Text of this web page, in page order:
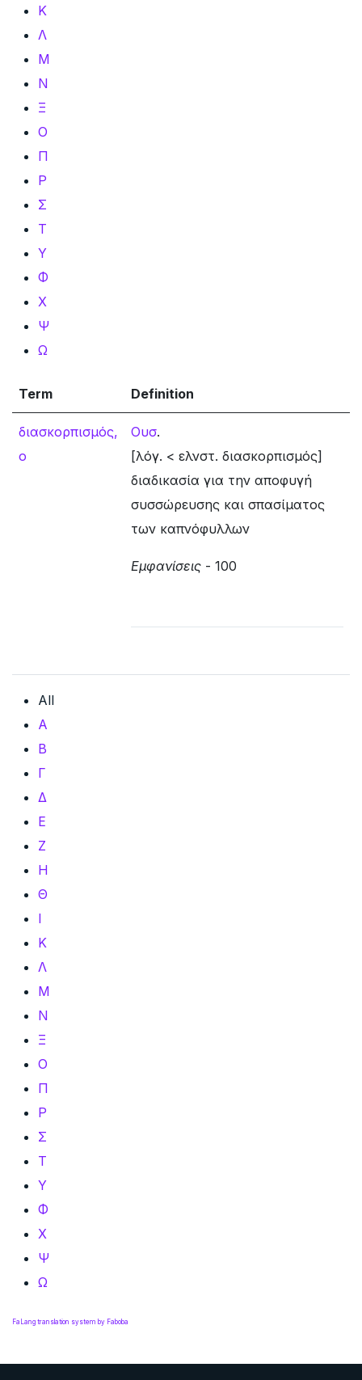
Κ
Λ
Μ
Ν
Ξ
Ο
Π
Ρ
Σ
Τ
Υ
Φ
Χ
Ψ
Ω
Term Definition
διασκορπισμός,
ο
Ουσ.
[λόγ. < ελνστ. διασκορπισμός]
διαδικασία για την αποφυγή
συσσώρευσης και σπασίματος
των καπνόφυλλων
Εμφανίσεις - 100
All
Α
Β
Γ
Δ
Ε
Ζ
Η
Θ
Ι
Κ
Λ
Μ
Ν
Ξ
Ο
Π
Ρ
Σ
Τ
Υ
Φ
Χ
Ψ
Ω
FaLang translation system by Faboba